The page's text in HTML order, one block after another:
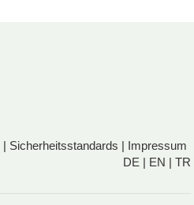
| Sicherheitsstandards | Impressum
DE | EN | TR